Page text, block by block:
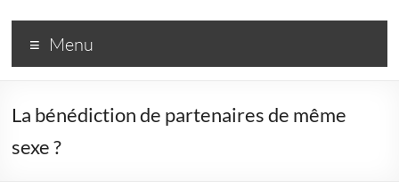
R3
–
pour
un
Menu
La bénédiction de partenaires de même
sexe ?